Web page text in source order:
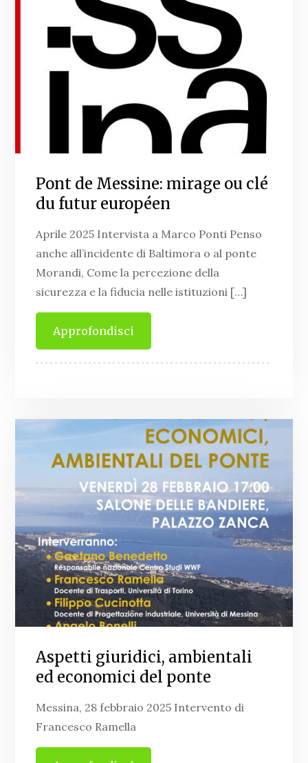
Pont de Mes­si­ne: mirage ou clé
du futur européen
Aprile 2025 Intervista a Marco Ponti Penso
anche all’incidente di Baltimora o al ponte
Morandi, Come la percezione della
sicurezza e la fiducia nelle istituzioni […]
Approfondisci
Aspetti giuridici, ambientali
ed economici del ponte
Messina, 28 febbraio 2025 Intervento di
Francesco Ramella